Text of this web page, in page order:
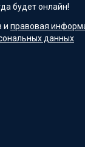
будет онлайн!
и правовая
данных